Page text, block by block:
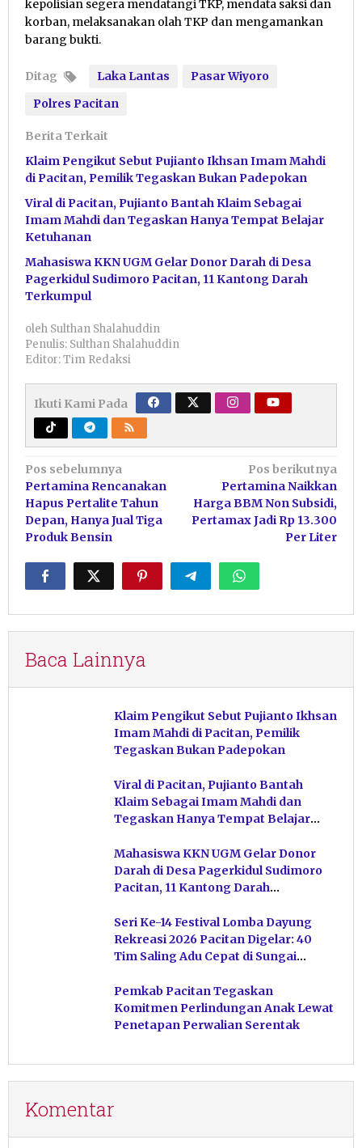
kepolisian segera mendatangi TKP, mendata saksi dan
korban, melaksanakan olah TKP dan mengamankan
barang bukti.
Ditag Laka Lantas
Pasar Wiyoro
Polres Pacitan
Berita Terkait
Klaim Pengikut Sebut Pujianto Ikhsan Imam Mahdi
di Pacitan, Pemilik Tegaskan Bukan Padepokan
Viral di Pacitan, Pujianto Bantah Klaim Sebagai
Imam Mahdi dan Tegaskan Hanya Tempat Belajar
Ketuhanan
Mahasiswa KKN UGM Gelar Donor Darah di Desa
Pagerkidul Sudimoro Pacitan, 11 Kantong Darah
Terkumpul
oleh Sulthan Shalahuddin
Penulis: Sulthan Shalahuddin
Editor: Tim Redaksi
Ikuti Kami Pada
Navigasi
pos
Pos sebelumnya
Pertamina Rencanakan
Hapus Pertalite Tahun
Depan, Hanya Jual Tiga
Produk Bensin
Pos berikutnya
Pertamina Naikkan
Harga BBM Non Subsidi,
Pertamax Jadi Rp 13.300
Per Liter
Baca Lainnya
Klaim Pengikut Sebut Pujianto Ikhsan
Imam Mahdi di Pacitan, Pemilik
Tegaskan Bukan Padepokan
Viral di Pacitan, Pujianto Bantah
Klaim Sebagai Imam Mahdi dan
Tegaskan Hanya Tempat Belajar
Mahasiswa KKN UGM Gelar Donor
Darah di Desa Pagerkidul Sudimoro
Pacitan, 11 Kantong Darah
Seri Ke-14 Festival Lomba Dayung
Rekreasi 2026 Pacitan Digelar: 40
Tim Saling Adu Cepat di Sungai
Pemkab Pacitan Tegaskan
Komitmen Perlindungan Anak Lewat
Penetapan Perwalian Serentak
Komentar